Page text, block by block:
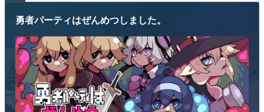
勇者パーティはぜんめつしました。